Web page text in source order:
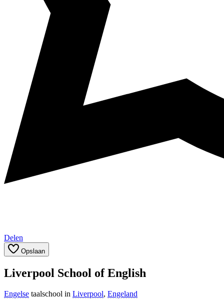
Delen
Opslaan
Liverpool School of English
Engelse taalschool in Liverpool, Engeland